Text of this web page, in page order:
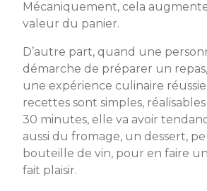
Mécaniquement, cela
valeur du panier.
D’autre part, quand une
démarche de préparer un
une expérience culinaire
recettes sont simples,
30 minutes, elle va avoir
aussi du fromage, un dessert,
bouteille de vin, pour en faire
fait plaisir.